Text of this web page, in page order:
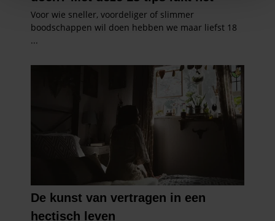
personaliseren, om functies voor social media te bieden
en om ons websiteverkeer te analyseren. Ook delen we
informatie over uw gebruik van onze site met onze
partners kunnen deze gegevens combineren met andere
informatie die u aan ze heeft verstrekt of die ze hebben
verzameld op basis van uw gebruik van hun services. U
gaat akkoord met onze cookies als u onze website blijft